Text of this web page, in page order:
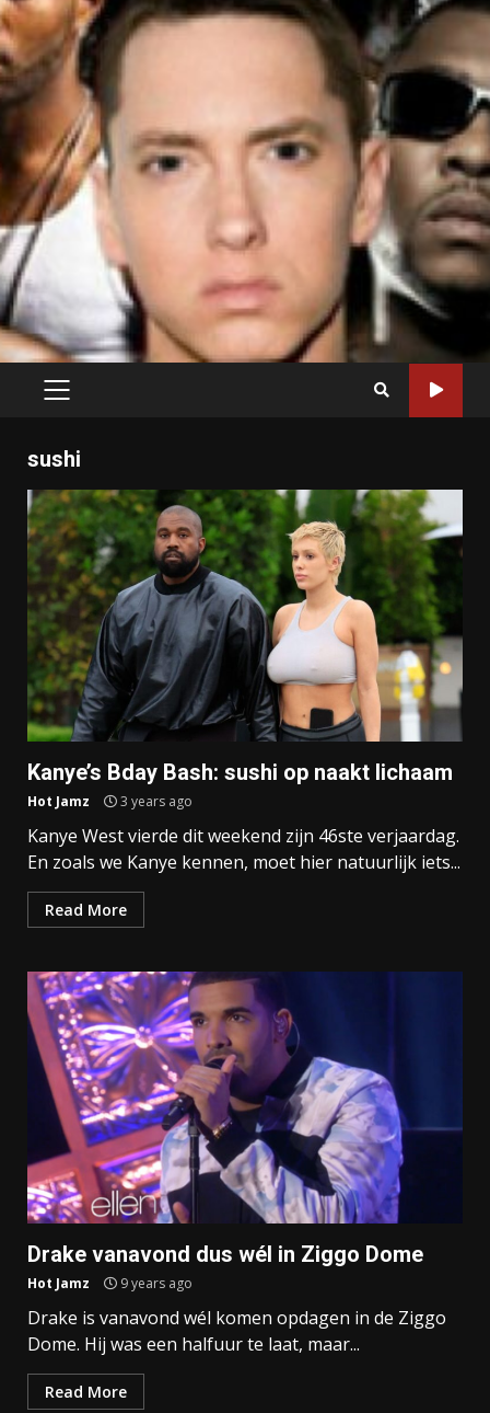
PRIMARY
sushi
Kanye’s Bday Bash: sushi op naakt lichaam
Hot Jamz 3 years ago
Kanye West vierde dit weekend zijn 46ste verjaardag.
En zoals we Kanye kennen, moet hier natuurlijk iets...
Read More
Drake vanavond dus wél in Ziggo Dome
Hot Jamz 9 years ago
Drake is vanavond wél komen opdagen in de Ziggo
Dome. Hij was een halfuur te laat, maar...
Read More